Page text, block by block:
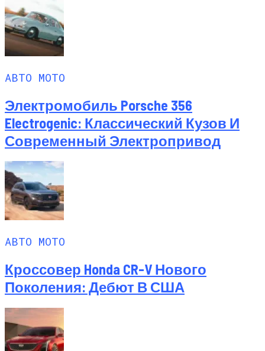
АВТО МОТО
Электромобиль Porsche 356
Electrogenic: Классический Кузов И
Современный Электропривод
АВТО МОТО
Кроссовер Honda CR-V Нового
Поколения: Дебют В США